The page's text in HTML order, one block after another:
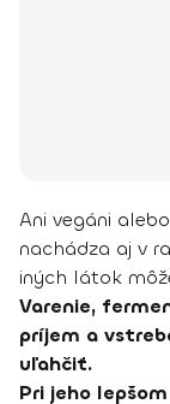
Ani vegáni
nachádza aj v
iných látok
Varenie,
príjem a
uľahčiť.
Pri jeho